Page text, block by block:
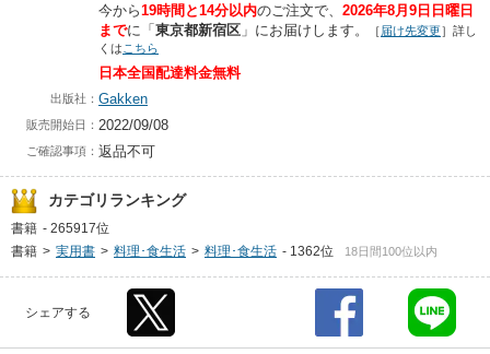
今から19時間と14分以内のご注文で、 2026年8月9日日曜日
までに 「 東京都新宿区 」にお届けします。 ［届け先変更］詳し
くは こちら
日本全国配達料金無料
出版社： Gakken
販売開始日： 2022/09/08
ご確認事項： 返品不可
カテゴリランキング
書籍 - 265917位
書籍 > 実用書 > 料理･食生活 > 料理･食生活 - 1362位 18日間100位以内
シェアする